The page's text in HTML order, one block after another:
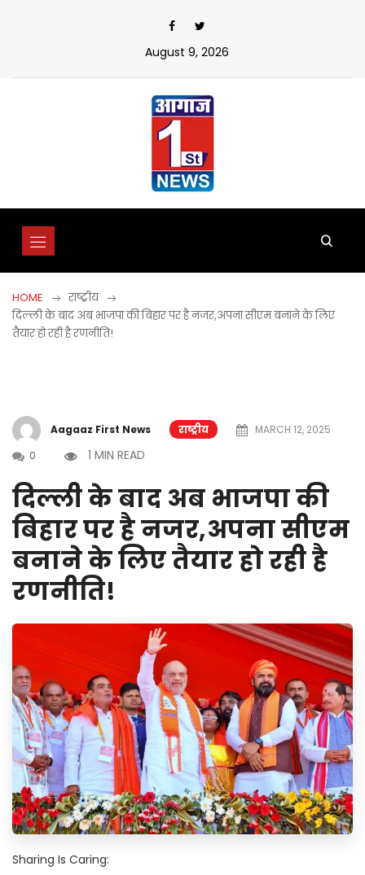
August 9, 2026
HOME
राष्ट्रीय
दिल्ली के बाद अब भाजपा की बिहार पर है नजर,अपना सीएम बनाने के लिए
तैयार हो रही है रणनीति!
Aagaaz First News राष्ट्रीय
MARCH 12, 2025
0
1 MIN READ
दिल्ली के बाद अब भाजपा की
बिहार पर है नजर,अपना सीएम
बनाने के लिए तैयार हो रही है
रणनीति!
Sharing Is Caring: